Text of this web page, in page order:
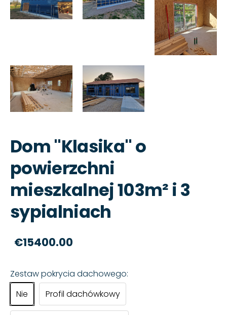
Dom "Klasika" o
powierzchni
mieszkalnej 103m² i 3
sypialniach
€15400.00
Zestaw pokrycia dachowego:
Nie
Profil dachówkowy